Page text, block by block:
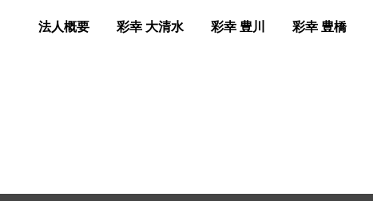
法人概要 彩幸 大清水 彩幸 豊川 彩幸 豊橋